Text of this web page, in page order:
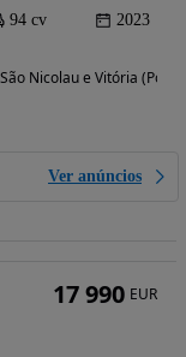
94 cv 2023
Nicolau e Vitória (Porto)
Ver anúncios
17 990 EUR